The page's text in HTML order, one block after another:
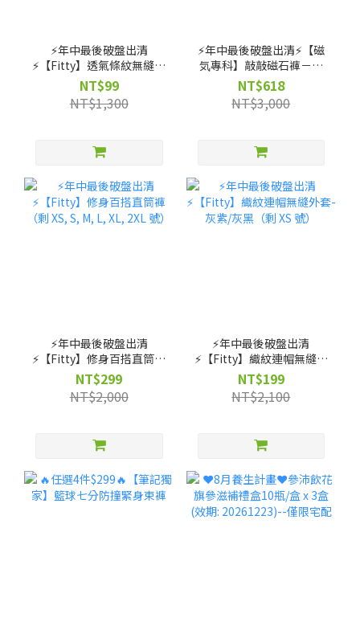
⚡️年中最後破盤出清
⚡️【Fitty】透氣條紋無縫上
衣（剩 XS, S, M 號）
NT$99
NT$1,300
⚡️年中最後破盤出清⚡️【磁
気專科】敲敲磁石褲－高
腰直筒款（剩 XS, S, M, L,
XL 號）
NT$618
NT$3,000
⚡️年中最後破盤出清
⚡️【Fitty】修身百搭直筒褲
（剩 XS, S, M, L, XL, 2XL
號）
NT$299
NT$2,000
⚡️年中最後破盤出清
⚡️【Fitty】織紋連帽無縫外
套-灰紫/灰黑（剩 XS 號）
NT$199
NT$2,100